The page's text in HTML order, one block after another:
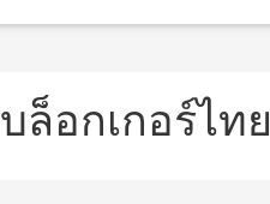
บล็อกเกอร์ไทย